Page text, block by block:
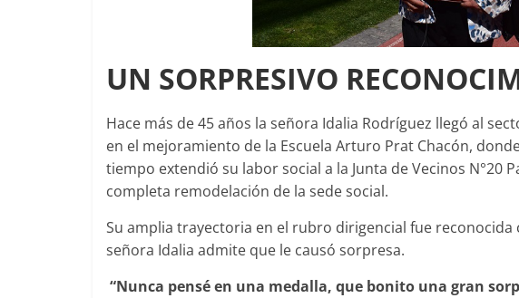
UN SORPRESIVO
Hace más de 45 años la señora Idalia Rodríguez llegó al
en el mejoramiento de la Escuela Arturo Prat Chacón,
tiempo extendió su labor social a la Junta de Vecinos N°20
completa remodelación de la sede social.
Su amplia trayectoria en el rubro dirigencial fue
señora Idalia admite que le causó sorpresa.
“Nunca pensé en una medalla, que bonito una gran